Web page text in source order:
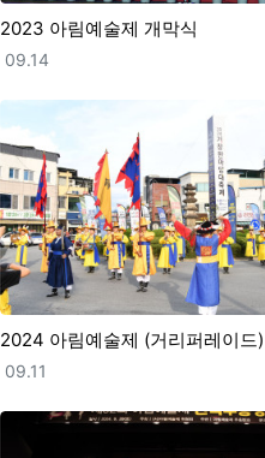
2023 아림예술제 개막식
등록일
09.14
2024 아림예술제 (거리퍼레이드)
등록일
09.11